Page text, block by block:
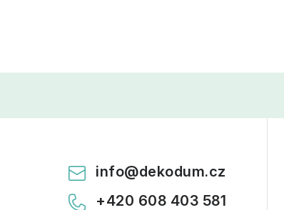
info@dekodum.cz
+420 608 403 581